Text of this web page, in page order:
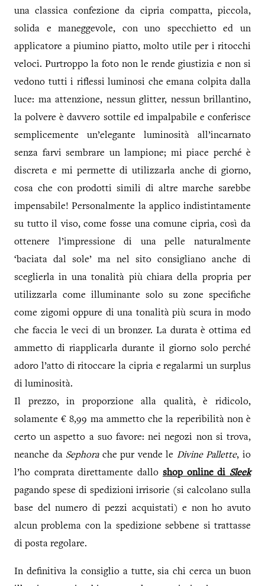
una classica confezione da cipria compatta, piccola,
solida e maneggevole, con uno specchietto ed un
applicatore a piumino piatto, molto utile per i ritocchi
veloci. Purtroppo la foto non le rende giustizia e non si
vedono tutti i riflessi luminosi che emana colpita dalla
luce: ma attenzione, nessun glitter, nessun brillantino,
la polvere è davvero sottile ed impalpabile e conferisce
semplicemente un’elegante luminosità all’incarnato
senza farvi sembrare un lampione; mi piace perché è
discreta e mi permette di utilizzarla anche di giorno,
cosa che con prodotti simili di altre marche sarebbe
impensabile! Personalmente la applico indistintamente
su tutto il viso, come fosse una comune cipria, così da
ottenere l’impressione di una pelle naturalmente
‘baciata dal sole’ ma nel sito consigliano anche di
sceglierla in una tonalità più chiara della propria per
utilizzarla come illuminante solo su zone specifiche
come zigomi oppure di una tonalità più scura in modo
che faccia le veci di un bronzer. La durata è ottima ed
ammetto di riapplicarla durante il giorno solo perché
adoro l’atto di ritoccare la cipria e regalarmi un surplus
di luminosità.
Il prezzo, in proporzione alla qualità, è ridicolo,
solamente € 8,99 ma ammetto che la reperibilità non è
certo un aspetto a suo favore: nei negozi non si trova,
neanche da Sephorache pur vende le Divine Pallette, io
l’ho comprata direttamente dallo shop online di Sleek
pagando spese di spedizioni irrisorie (si calcolano sulla
base del numero di pezzi acquistati) e non ho avuto
alcun problema con la spedizione sebbene si trattasse
di posta regolare.
In definitiva la consiglio a tutte, sia chi cerca un buon